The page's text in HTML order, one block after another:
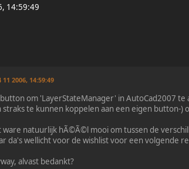
14:59:49
11 2006, 14:59:49
om 'LayerStateManager' in AutoCad2007
straks te kunnen koppelen aan een eigen button-)
ware natuurlijk hÃ©Ã©l mooi om tussen de
da's wellicht voor de wishlist voor een volgende
alvast bedankt?